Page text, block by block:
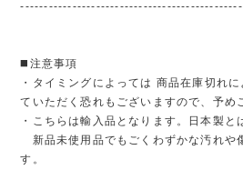
◼️注意事項
・タイミングによっては 商品在庫切れ
ていただく恐れもございますので、予め
・こちらは輸入品となります。日本製と
新品未使用品でもごくわずかな汚れや
す。